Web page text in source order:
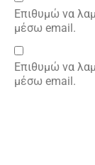
Επιθυμώ να
μέσω email.
Επιθυμώ να
μέσω email.